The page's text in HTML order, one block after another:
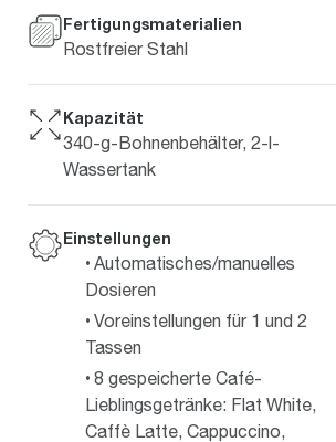
Fertigungsmaterialien
Rostfreier Stahl
Kapazität
340-g-Bohnenbehälter, 2-l-
Wassertank
Einstellungen
Automatisches/manuelles
Dosieren
Voreinstellungen für 1 und 2
Tassen
8 gespeicherte Café-
Lieblingsgetränke: Flat White,
Caffè Latte, Cappuccino,